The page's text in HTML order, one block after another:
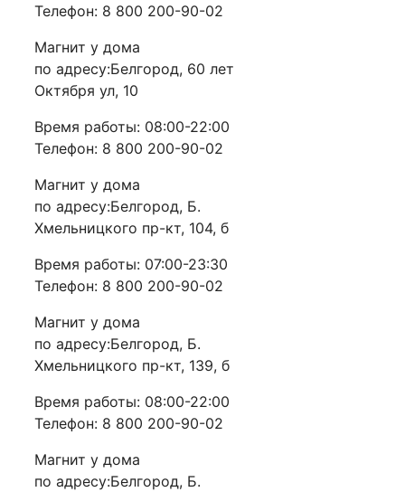
Телефон: 8 800 200-90-02
Магнит у дома
по адресу:Белгород, 60 лет
Октября ул, 10
Время работы: 08:00-22:00
Телефон: 8 800 200-90-02
Магнит у дома
по адресу:Белгород, Б.
Хмельницкого пр-кт, 104, б
Время работы: 07:00-23:30
Телефон: 8 800 200-90-02
Магнит у дома
по адресу:Белгород, Б.
Хмельницкого пр-кт, 139, б
Время работы: 08:00-22:00
Телефон: 8 800 200-90-02
Магнит у дома
по адресу:Белгород, Б.